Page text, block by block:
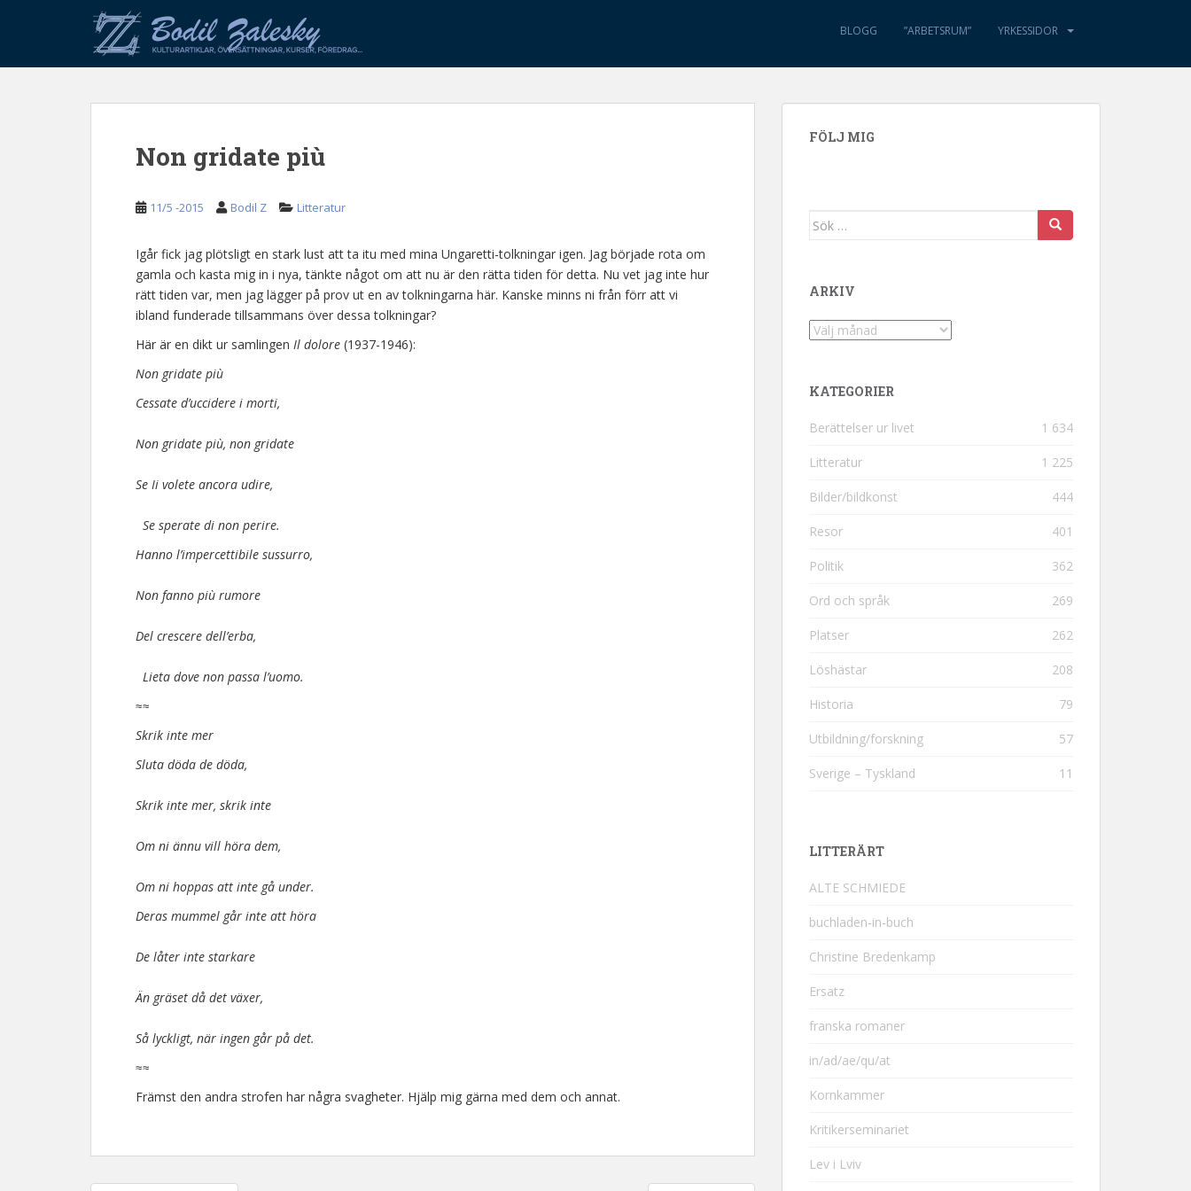
p
BLOGG ”ARBETSRUM” YRKESSIDOR
Non gridate più
11/5 -2015 Bodil Z Litteratur
Igår fick jag plötsligt en stark lust att ta itu med mina Ungaretti-tolkningar igen. Jag började rota om
gamla och kasta mig in i nya, tänkte något om att nu är den rätta tiden för detta. Nu vet jag inte hur
rätt tiden var, men jag lägger på prov ut en av tolkningarna här. Kanske minns ni från förr att vi
ibland funderade tillsammans över dessa tolkningar?
Här är en dikt ur samlingen Il dolore (1937-1946):
Non gridate più
Cessate d’uccidere i morti,
Non gridate più, non gridate
Se Ii volete ancora udire,
Se sperate di non perire.
Hanno l’impercettibile sussurro,
Non fanno più rumore
Del crescere dell’erba,
Lieta dove non passa l’uomo.
≈≈
Skrik inte mer
Sluta döda de döda,
Skrik inte mer, skrik inte
Om ni ännu vill höra dem,
Om ni hoppas att inte gå under.
Deras mummel går inte att höra
De låter inte starkare
Än gräset då det växer,
Så lyckligt, när ingen går på det.
≈≈
Främst den andra strofen har några svagheter. Hjälp mig gärna med dem och annat.
FÖLJ MIG
Sök efter:
ARKIV
Arkiv
KATEGORIER
Berättelser ur livet 1 634
Litteratur 1 225
Bilder/bildkonst 444
Resor 401
Politik 362
Ord och språk 269
Platser 262
Löshästar 208
Historia 79
Utbildning/forskning 57
Sverige – Tyskland 11
LITTERÄRT
ALTE SCHMIEDE
buchladen-in-buch
Christine Bredenkamp
Ersatz
franska romaner
in/ad/ae/qu/at
Kornkammer
Kritikerseminariet
Lev i Lviv